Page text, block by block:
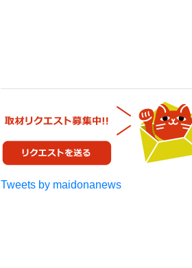
Tweets by maidonanews